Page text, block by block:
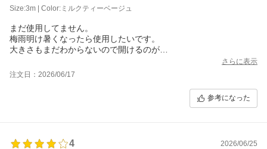
Size:3m | Color:ミルクティーベージュ
まだ使用してません。
梅雨明け暑くなったら使用したいです。
大きさもまだわからないので開けるのが
さらに表示
注文日：2026/06/17
参考になった
4
2026/06/25